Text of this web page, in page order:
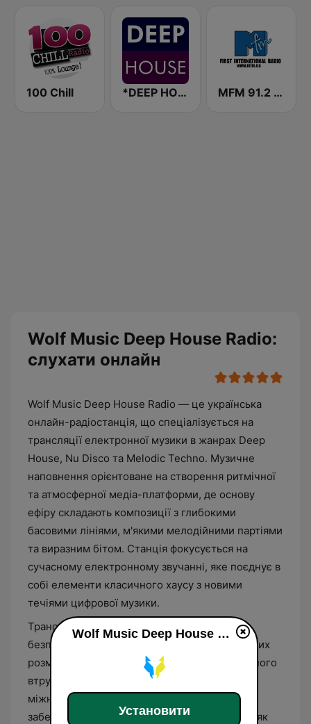
100 Chill *DEEP HOUSE MFM 91.2 FM
Wolf Music Deep House Radio:
слухати онлайн
Wolf Music Deep House Radio — це українська
онлайн-радіостанція, що спеціалізується на
трансляції електронної музики в жанрах Deep
House, Nu Disco та Melodic Techno. Музичне
наповнення орієнтоване на створення ритмічної
та атмосферної медіа-платформи, де основу
ефіру складають композиції з глибокими
басовими лініями, м'якими мелодійними партіями
та виразним бітом. Станція фокусується на
сучасному електронному звучанні, яке поєднує в
собі елементи класичного хаусу з новими
течіями цифрової музики.
Трансляція здійснюється у форматі
безперервного музичного потоку без тривалих
розмовних пауз чи інтенсивного інформаційного
втручання. Ефірна сітка наповнена треками
міжнародних та локальних продюсерів, що
забезпечує сталий звуковий фон, придатний як
Wolf Music Deep House Radio у прямому ефір
Установити